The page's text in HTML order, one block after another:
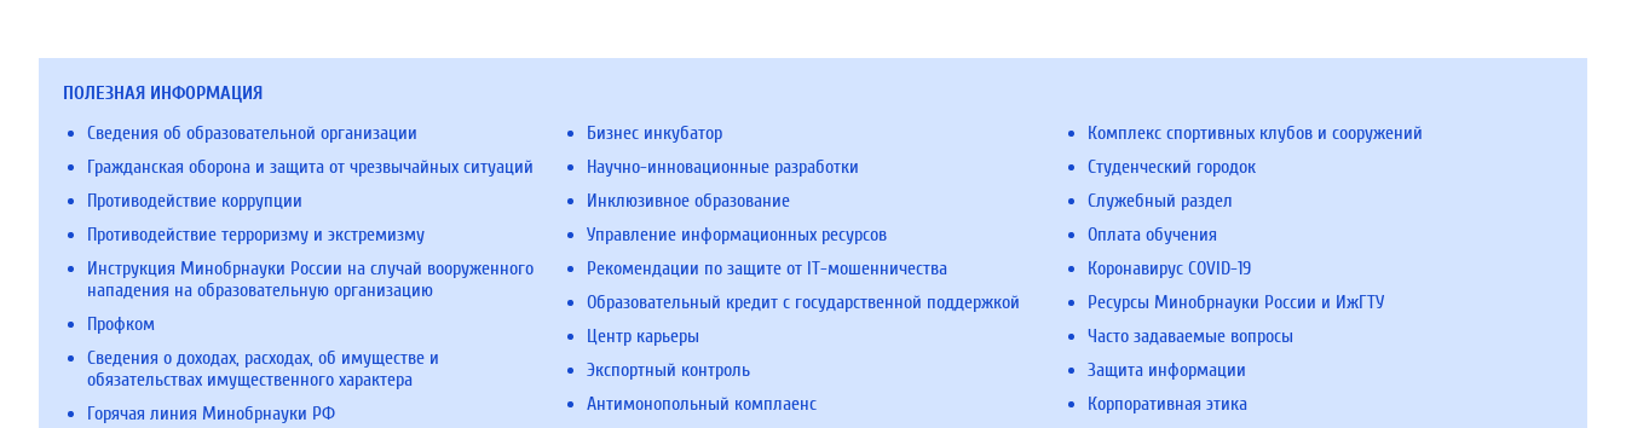
ПОЛЕЗНАЯ ИНФОРМАЦИЯ
Сведения об образовательной организации
Гражданская оборона и защита от чрезвычайных ситуаций
Противодействие коррупции
Противодействие терроризму и экстремизму
Инструкция Минобрнауки России на случай вооруженного
нападения на образовательную организацию
Профком
Сведения о доходах, расходах, об имуществе и
обязательствах имущественного характера
Горячая линия Минобрнауки РФ
Бизнес инкубатор
Научно-инновационные разработки
Инклюзивное образование
Управление информационных ресурсов
Рекомендации по защите от IT-мошенничества
Образовательный кредит с государственной поддержкой
Центр карьеры
Экспортный контроль
Антимонопольный комплаенс
Комплекс спортивных клубов и сооружений
Студенческий городок
Служебный раздел
Оплата обучения
Коронавирус COVID-19
Ресурсы Минобрнауки России и ИжГТУ
Часто задаваемые вопросы
Защита информации
Корпоративная этика